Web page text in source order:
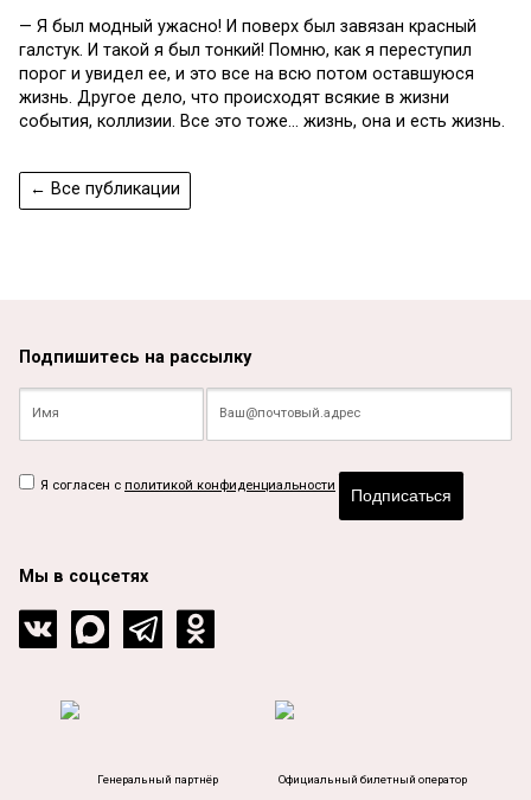
— Я был модный ужасно! И поверх был завязан красный
галстук. И такой я был тонкий! Помню, как я переступил
порог и увидел ее, и это все на всю потом оставшуюся
жизнь. Другое дело, что происходят всякие в жизни
события, коллизии. Все это тоже… жизнь, она и есть жизнь.
← Все публикации
Подпишитесь на рассылку
Я согласен с политикой конфиденциальности
Подписаться
Мы в соцсетях
Генеральный партнёр Официальный билетный оператор